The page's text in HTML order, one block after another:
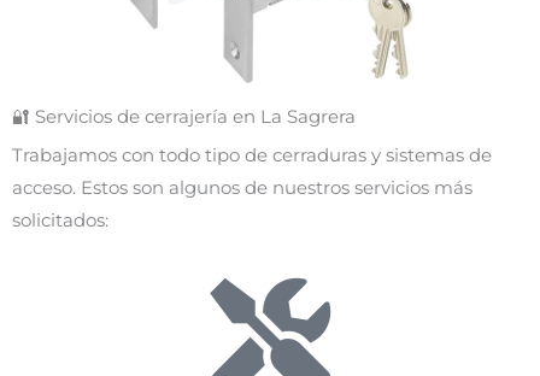
🔐 Servicios de cerrajería en La Sagrera
Trabajamos con todo tipo de cerraduras y sistemas de
acceso. Estos son algunos de nuestros servicios más
solicitados: